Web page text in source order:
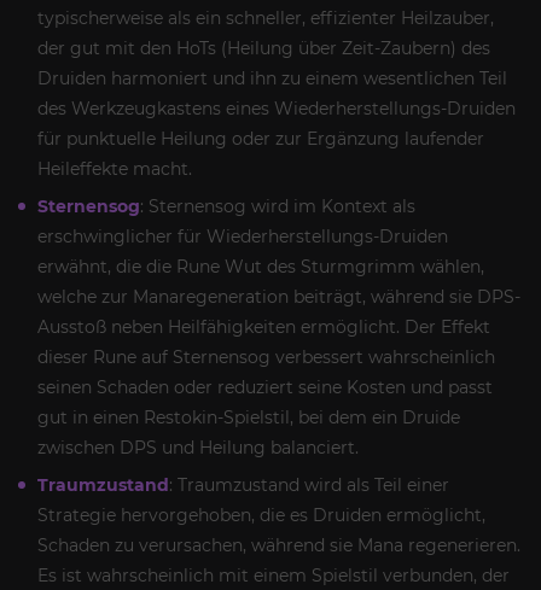
typischerweise als ein schneller, effizienter Heilzauber,
der gut mit den HoTs (Heilung über Zeit-Zaubern) des
Druiden harmoniert und ihn zu einem wesentlichen Teil
des Werkzeugkastens eines Wiederherstellungs-Druiden
für punktuelle Heilung oder zur Ergänzung laufender
Heileffekte macht.
Sternensog: Sternensog wird im Kontext als
erschwinglicher für Wiederherstellungs-Druiden
erwähnt, die die Rune Wut des Sturmgrimm wählen,
welche zur Manaregeneration beiträgt, während sie DPS-
Ausstoß neben Heilfähigkeiten ermöglicht. Der Effekt
dieser Rune auf Sternensog verbessert wahrscheinlich
seinen Schaden oder reduziert seine Kosten und passt
gut in einen Restokin-Spielstil, bei dem ein Druide
zwischen DPS und Heilung balanciert.
Traumzustand: Traumzustand wird als Teil einer
Strategie hervorgehoben, die es Druiden ermöglicht,
Schaden zu verursachen, während sie Mana regenerieren.
Es ist wahrscheinlich mit einem Spielstil verbunden, der